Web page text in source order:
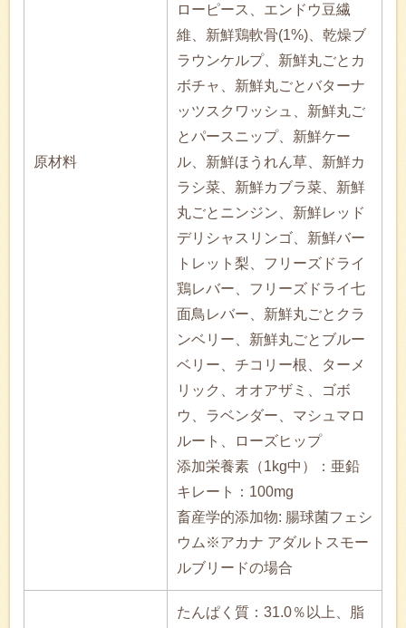
原材料
ローピース、エンドウ豆繊
維、新鮮鶏軟骨(1%)、乾燥ブ
ラウンケルプ、新鮮丸ごとカ
ボチャ、新鮮丸ごとバターナ
ッツスクワッシュ、新鮮丸ご
とパースニップ、新鮮ケー
ル、新鮮ほうれん草、新鮮カ
ラシ菜、新鮮カブラ菜、新鮮
丸ごとニンジン、新鮮レッド
デリシャスリンゴ、新鮮バー
トレット梨、フリーズドライ
鶏レバー、フリーズドライ七
面鳥レバー、新鮮丸ごとクラ
ンベリー、新鮮丸ごとブルー
ベリー、チコリー根、ターメ
リック、オオアザミ、ゴボ
ウ、ラベンダー、マシュマロ
ルート、ローズヒップ
添加栄養素（1kg中）：亜鉛
キレート：100mg
畜産学的添加物: 腸球菌フェシ
ウム※アカナ アダルトスモー
ルブリードの場合
たんぱく質：31.0％以上、脂